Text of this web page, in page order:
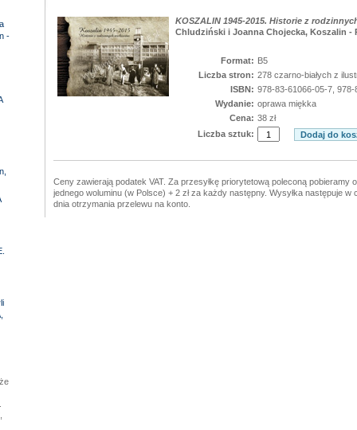
-
KOSZALIN 1945-2015. Historie z
Chludziński i Joanna Chojecka, Koszalin -
Format: B5
Liczba stron: 278 czarno-białych z
ISBN: 978-83-61066-05-7, 978-
Wydanie: oprawa miękka
Cena: 38 zł
Liczba sztuk:
Ceny zawierają podatek VAT. Za przesyłkę priorytetową poleconą pobieramy
jednego woluminu (w Polsce) + 2 zł za każdy następny. Wysyłka następuje
dnia otrzymania przelewu na konto.